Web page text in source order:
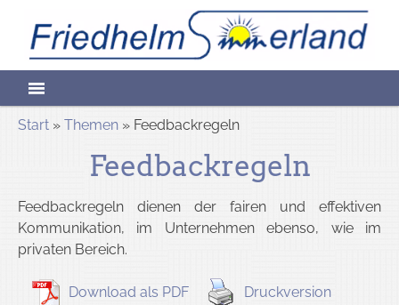
content
Friedhelm
Sommerland
Start » Themen » Feedbackregeln
Feedbackregeln
Feedbackregeln dienen der fairen und effektiven
Kommunikation, im Unternehmen ebenso, wie im
privaten Bereich.
Download als PDF Druckversion